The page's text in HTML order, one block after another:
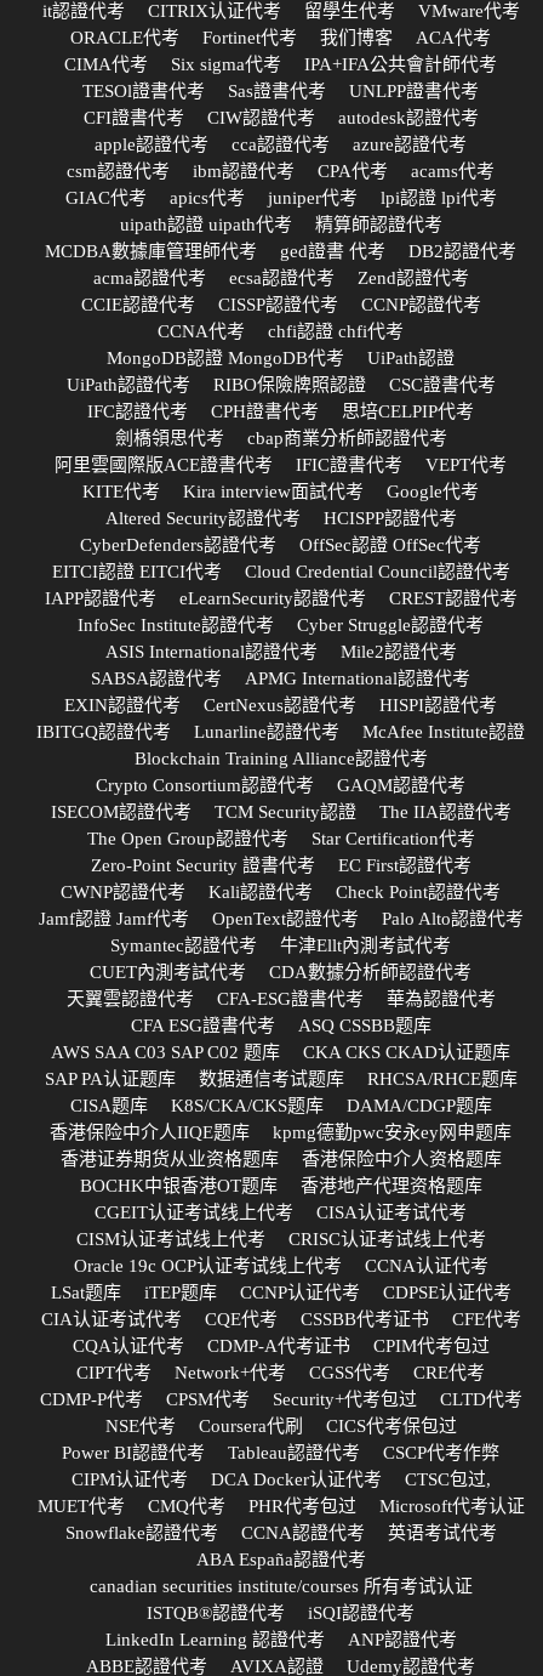
it認證代考
CITRIX认证代考 留學生代考
VMware代考
ORACLE代考
Fortinet代考 我们博客
ACA代考
CIMA代考
Six sigma代考
IPA+IFA公共會計師代考
TESOl證書代考
Sas證書代考
UNLPP證書代考
CFI證書代考
CIW認證代考
autodesk認證代考
apple認證代考
cca認證代考
azure認證代考
csm認證代考
ibm認證代考 CPA代考
acams代考
GIAC代考
apics代考 juniper代考
lpi認證 lpi代考
uipath認證 uipath代考
精算師認證代考
MCDBA數據庫管理師代考
ged證書 代考
DB2認證代考
acma認證代考
ecsa認證代考
Zend認證代考
CCIE認證代考
CISSP認證代考
CCNP認證代考
CCNA代考
chfi認證 chfi代考
MongoDB認證 MongoDB代考
UiPath認證
UiPath認證代考
RIBO保險牌照認證
CSC證書代考
IFC認證代考
CPH證書代考
思培CELPIP代考
劍橋領思代考
cbap商業分析師認證代考
阿里雲國際版ACE證書代考
IFIC證書代考
VEPT代考
KITE代考
Kira interview面試代考
Google代考
Altered Security認證代考
HCISPP認證代考
CyberDefenders認證代考
OffSec認證 OffSec代考
EITCI認證 EITCI代考
Cloud Credential Council認證代考
IAPP認證代考
eLearnSecurity認證代考
CREST認證代考
InfoSec Institute認證代考
Cyber Struggle認證代考
ASIS International認證代考
Mile2認證代考
SABSA認證代考
APMG International認證代考
EXIN認證代考
CertNexus認證代考
HISPI認證代考
IBITGQ認證代考
Lunarline認證代考
McAfee Institute認證
Blockchain Training Alliance認證代考
Crypto Consortium認證代考
GAQM認證代考
ISECOM認證代考
TCM Security認證
The IIA認證代考
The Open Group認證代考
Star Certification代考
Zero-Point Security 證書代考
EC First認證代考
CWNP認證代考
Kali認證代考
Check Point認證代考
Jamf認證 Jamf代考
OpenText認證代考
Palo Alto認證代考
Symantec認證代考
牛津Ellt內測考試代考
CUET內測考試代考
CDA數據分析師認證代考
天翼雲認證代考
CFA-ESG證書代考
華為認證代考
CFA ESG證書代考
ASQ CSSBB题库
AWS SAA C03 SAP C02 题库
CKA CKS CKAD认证题库
SAP PA认证题库
数据通信考试题库
RHCSA/RHCE题库
CISA题库
K8S/CKA/CKS题库
DAMA/CDGP题库
香港保险中介人IIQE题库
kpmg德勤pwc安永ey网申题库
香港证券期货从业资格题库
香港保险中介人资格题库
BOCHK中银香港OT题库
香港地产代理资格题库
CGEIT认证考试线上代考
CISA认证考试代考
CISM认证考试线上代考
CRISC认证考试线上代考
Oracle 19c OCP认证考试线上代考
CCNA认证代考
LSat题库
iTEP题库 CCNP认证代考
CDPSE认证代考
CIA认证考试代考
CQE代考 CSSBB代考证书
CFE代考
CQA认证代考
CDMP-A代考证书
CPIM代考包过
CIPT代考
Network+代考 CGSS代考
CRE代考
CDMP-P代考
CPSM代考 Security+代考包过
CLTD代考
NSE代考
Coursera代刷
CICS代考保包过
Power BI認證代考
Tableau認證代考
CSCP代考作弊
CIPM认证代考
DCA Docker认证代考
CTSC包过,
MUET代考
CMQ代考 PHR代考包过
Microsoft代考认证
Snowflake認證代考
CCNA認證代考
英语考试代考
ABA España認證代考
canadian securities institute/courses 所有考试认证
ISTQB®認證代考
iSQI認證代考
LinkedIn Learning 認證代考
ANP認證代考
ABBE認證代考
AVIXA認證
Udemy認證代考